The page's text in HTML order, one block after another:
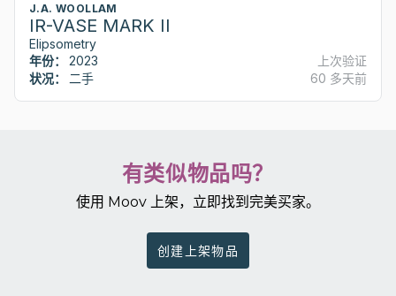
J.A. WOOLLAM
IR-VASE MARK II
Elipsometry
年份：
2023
状况：
二手
上次验证
60 多天前
有类似物品吗？
使用 Moov 上架，立即找到完美买家。
创建上架物品